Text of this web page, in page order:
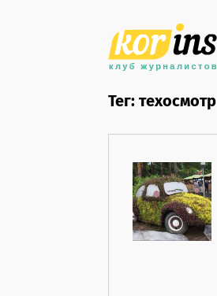
Тег: техосмотр